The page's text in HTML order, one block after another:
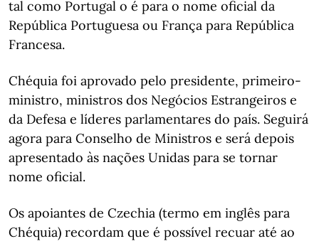
tal como Portugal o é para o nome oficial da
República Portuguesa ou França para República
Francesa.
Chéquia foi aprovado pelo presidente, primeiro-
ministro, ministros dos Negócios Estrangeiros e
da Defesa e líderes parlamentares do país. Seguirá
agora para Conselho de Ministros e será depois
apresentado às nações Unidas para se tornar
nome oficial.
Os apoiantes de Czechia (termo em inglês para
Chéquia) recordam que é possível recuar até ao